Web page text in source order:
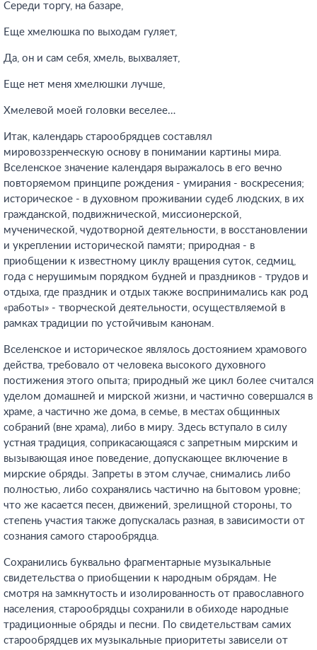
Середи торгу, на базаре,
Еще хмелюшка по выходам гуляет,
Да, он и сам себя, хмель, выхваляет,
Еще нет меня хмелюшки лучше,
Хмелевой моей головки веселее…
Итак, календарь старообрядцев составлял
мировоззренческую основу в понимании картины мира.
Вселенское значение календаря выражалось в его вечно
повторяемом принципе рождения - умирания - воскресения;
историческое - в духовном проживании судеб людских, в их
гражданской, подвижнической, миссионерской,
мученической, чудотворной деятельности, в восстановлении
и укреплении исторической памяти; природная - в
приобщении к известному циклу вращения суток, седмиц,
года с нерушимым порядком будней и праздников - трудов и
отдыха, где праздник и отдых также воспринимались как род
«работы» - творческой деятельности, осуществляемой в
рамках традиции по устойчивым канонам.
Вселенское и историческое являлось достоянием храмового
действа, требовало от человека высокого духовного
постижения этого опыта; природный же цикл более считался
уделом домашней и мирской жизни, и частично совершался в
храме, а частично же дома, в семье, в местах общинных
собраний (вне храма), либо в миру. Здесь вступало в силу
устная традиция, соприкасающаяся с запретным мирским и
вызывающая иное поведение, допускающее включение в
мирские обряды. Запреты в этом случае, снимались либо
полностью, либо сохранялись частично на бытовом уровне;
что же касается песен, движений, зрелищной стороны, то
степень участия также допускалась разная, в зависимости от
сознания самого старообрядца.
Сохранились буквально фрагментарные музыкальные
свидетельства о приобщении к народным обрядам. Не
смотря на замкнутость и изолированность от православного
населения, старообрядцы сохранили в обиходе народные
традиционные обряды и песни. По свидетельствам самих
старообрядцев их музыкальные приоритеты зависели от